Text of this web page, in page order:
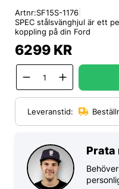
Artnr:SF15S-1176
SPEC stålsvänghjul är ett
koppling på din Ford
6299 KR
Leveranstid:
Prata